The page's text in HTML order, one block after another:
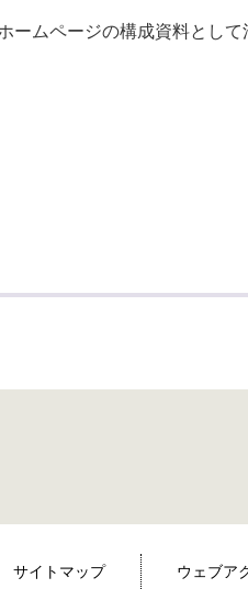
ムページの構成資料とし
サイトマップ ウェブア